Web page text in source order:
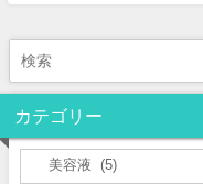
カテゴリー